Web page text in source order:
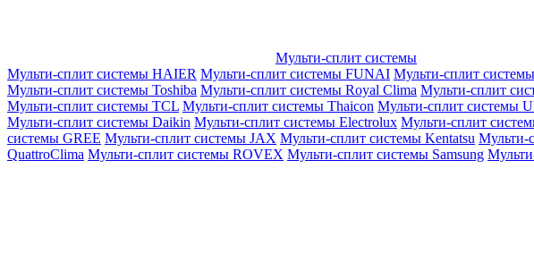
Мульти-сплит системы
Мульти-сплит системы HAIER Мульти-сплит системы FUNAI Мульти-сплит
Мульти-сплит системы Toshiba Мульти-сплит системы Royal Clima Мульти-сплит
Мульти-сплит системы TCL Мульти-сплит системы Thaicon Мульти-сплит системы
Мульти-сплит системы Daikin Мульти-сплит системы Electrolux Мульти-сплит
системы GREE Мульти-сплит системы JAX Мульти-сплит системы Kentatsu Мульти-
QuattroClima Мульти-сплит системы ROVEX Мульти-сплит системы Samsung